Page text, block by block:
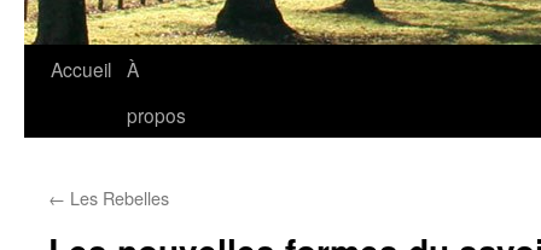
Aller
Accueil À
propos
← Les Rebelles